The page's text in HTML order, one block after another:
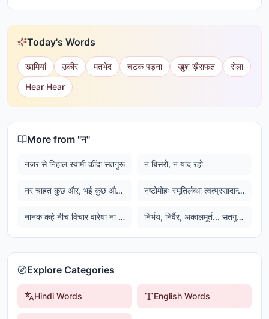
Today's Words
खामियां उकीर मतभेद चटक पड़ना खुश ख़ैराफत
रोला
Hear Hear
More from "न"
नजर से निहाल स्वामी कींदा सतगुरू न बिसरो, न याद रहो
नर चाहत कुछ और, भई कुछ और की और नष्टोमोहः स्मृतिर्लब्धा त्वत्प्रसादान्मयाच्युत। स्थितोस्मि गतसन्देहः करिष्ये वचनं तव।।
नानक कहे नीच विचार वारेया ना जावां एक वार; जो तुध भावे साईं भली कार, तू सदा सलामत निरंकार। निर्भय, निर्वैर, अकालमूर्त... सतगुरू प्रसाद जप साहेब...
Explore Categories
Hindi Words English Words